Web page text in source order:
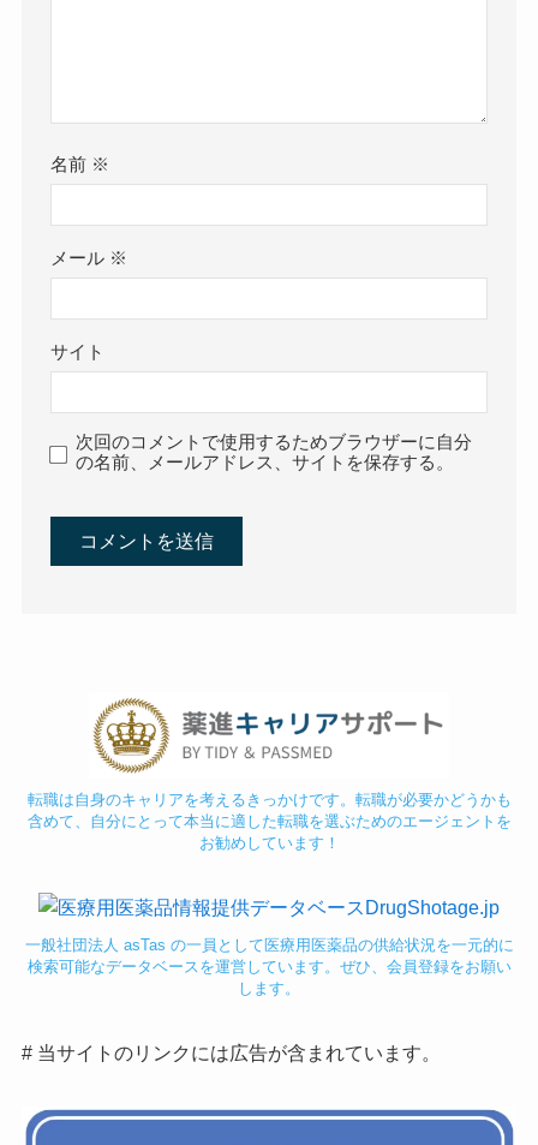
名前 ※
メール ※
サイト
次回のコメントで使用するためブラウザーに自分
の名前、メールアドレス、サイトを保存する。
転職は自身のキャリアを考えるきっかけです。転職が必要かどうかも
含めて、自分にとって本当に適した転職を選ぶためのエージェントを
お勧めしています！
一般社団法人 asTas の一員として医療用医薬品の供給状況を一元的に
検索可能なデータベースを運営しています。ぜひ、会員登録をお願い
します。
# 当サイトのリンクには広告が含まれています。